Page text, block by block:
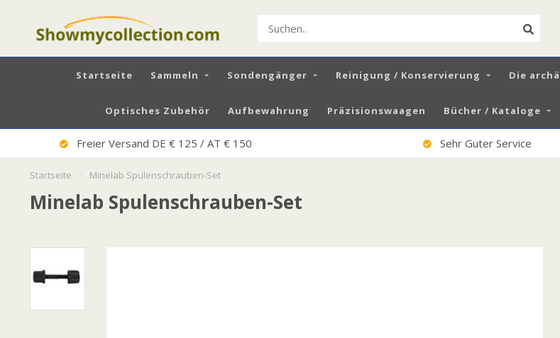
Startseite Sammeln Sondengänger Reinigung / Konservierung Die
Optisches Zubehör Aufbewahrung Präzisionswaagen Bücher / Kataloge
Freier Versand DE € 125 / AT € 150 Sehr Guter Service
Startseite Minelab Spulenschrauben-Set
Minelab Spulenschrauben-Set